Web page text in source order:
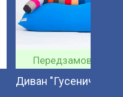
Передзамовлення
Диван "Гусеничка".